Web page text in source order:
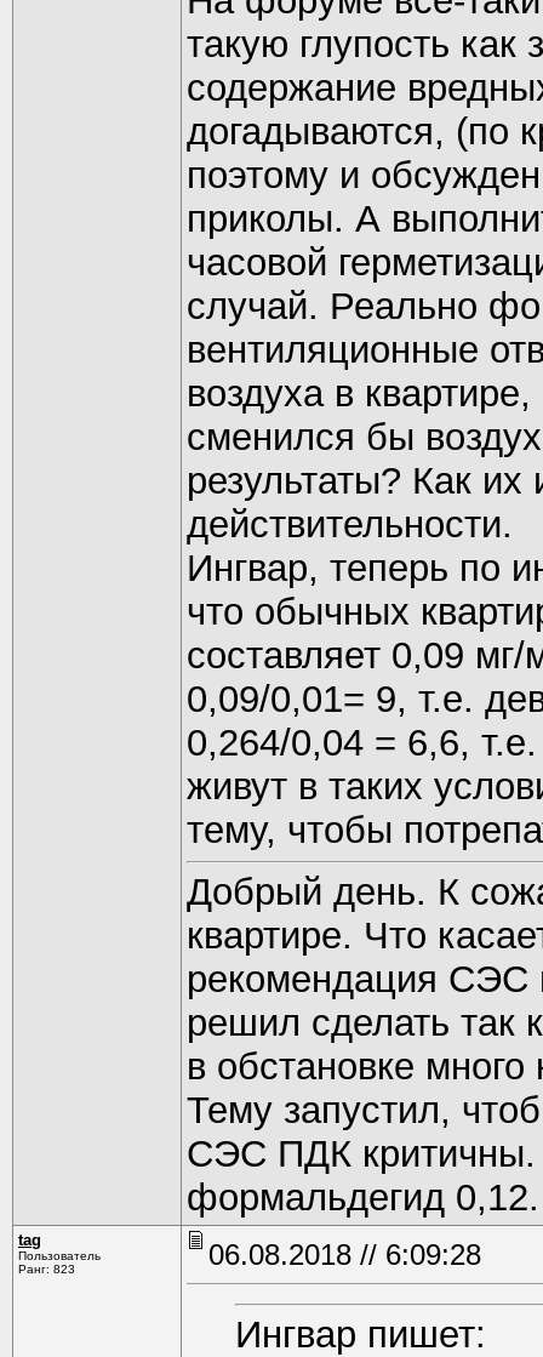
такую глупость как
содержание
догадываются, (по
поэтому и
приколы. А
часовой
случай. Реально
вентиляционные
воздуха в
сменился бы
результаты? Как
действительности.
Ингвар, теперь по
что обычных
составляет 0,09
0,09/0,01= 9, т.е.
0,264/0,04 = 6,6,
живут в таких
тему, чтобы
Добрый день. К
квартире. Что
рекомендация СЭС
решил сделать так
в обстановке
Тему запустил,
СЭС ПДК критичны.
формальдегид 0,12.
tag
Пользователь
Ранг: 823
06.08.2018 // 6:09:28
Ингвар пишет: